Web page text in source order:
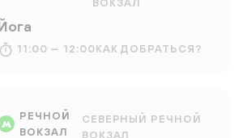
ВОКЗАЛ
11:00 — 12:00КАК ДОБРАТЬСЯ?
РЕЧНОЙ
ВОКЗАЛ
СЕВЕРНЫЙ РЕЧНОЙ
ВОКЗАЛ